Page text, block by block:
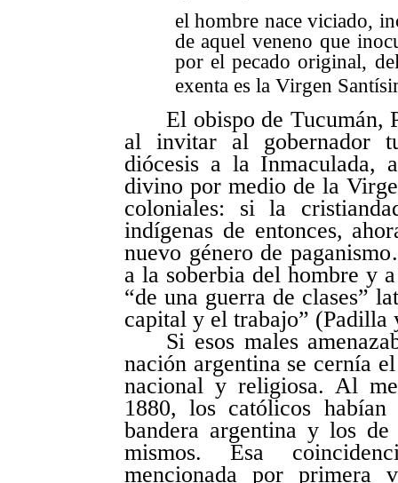
el hombre nace viciado,
de aquel veneno que
por el pecado original,
exenta es la Virgen
El obispo de Tucumán,
al invitar al gobernador
diócesis a la Inmaculada,
divino por medio de la
coloniales: si la
indígenas de entonces,
nuevo género de
a la soberbia del hombre y
“de una guerra de clases”
capital y el trabajo”
Si esos males
nación argentina se cernía
nacional y religiosa. Al
1880, los católicos
bandera argentina y los
mismos. Esa
mencionada por primera